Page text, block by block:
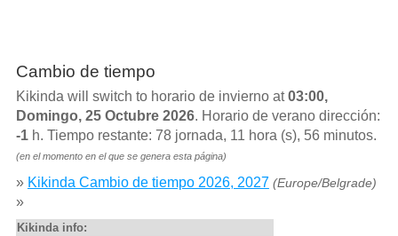
Cambio de tiempo
Kikinda will switch to horario de invierno at03:00,
Domingo, 25 Octubre 2026. Horario de verano dirección:
-1h. Tiempo restante: 78 jornada, 11 hora (s), 56 minutos.
(en el momento en el que se genera esta página)
» Kikinda Cambio de tiempo 2026, 2027 (Europe/Belgrade)
»
Kikinda info: